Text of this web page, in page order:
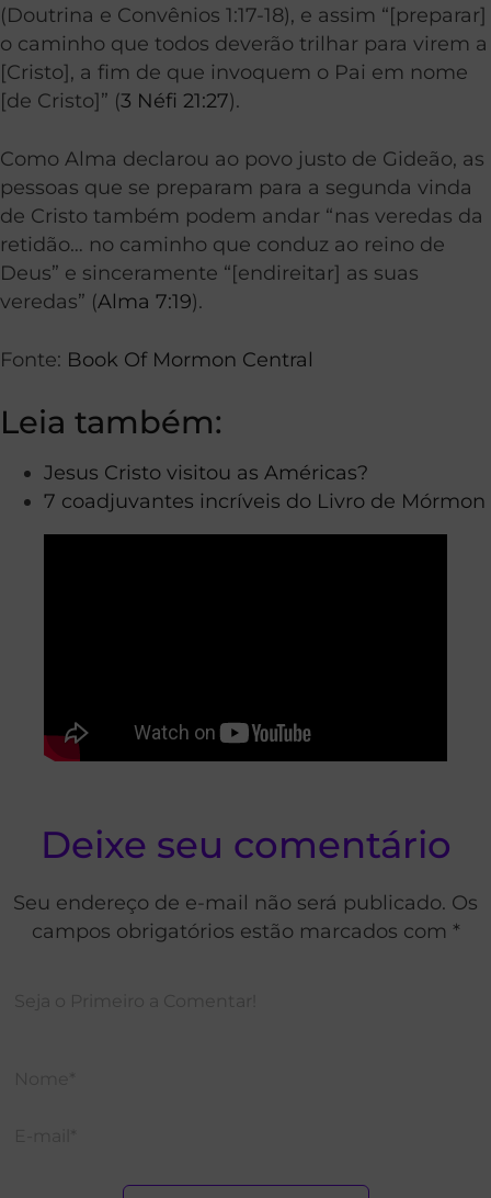
(Doutrina e Convênios 1:17-18), e assim “[preparar]
o caminho que todos deverão trilhar para virem a
[Cristo], a fim de que invoquem o Pai em nome
[de Cristo]” (3 Néfi 21:27).
Como Alma declarou ao povo justo de Gideão, as
pessoas que se preparam para a segunda vinda
de Cristo também podem andar “nas veredas da
retidão… no caminho que conduz ao reino de
Deus” e sinceramente “[endireitar] as suas
veredas” (Alma 7:19).
Fonte: Book Of Mormon Central
Leia também:
Jesus Cristo visitou as Américas?
7 coadjuvantes incríveis do Livro de Mórmon
Deixe seu comentário
Seu endereço de e-mail não será publicado. Os
campos obrigatórios estão marcados com *